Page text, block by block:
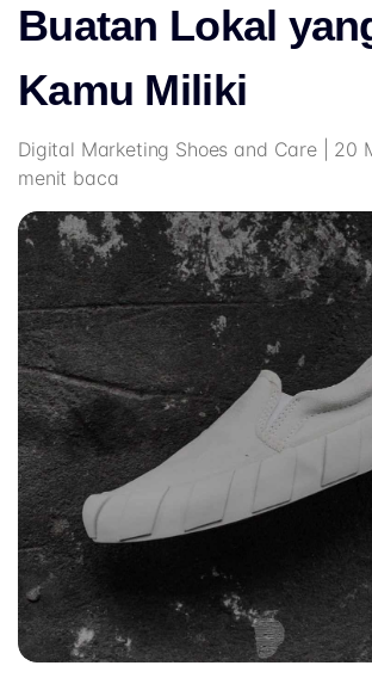
Buatan Lokal
Kamu Miliki
Digital Marketing Shoes and Care | 20
menit baca